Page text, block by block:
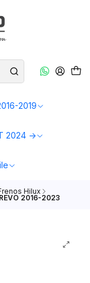
2019
2024 ->
Hilux
2016-2023